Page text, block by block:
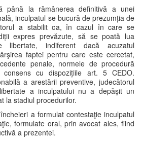
până la rămânerea definitivă a unei
inculpatul se bucură de prezumția de
a stabilit ca, în cazul în care se
expres prevăzute, să se poată lua
libertate, indiferent dacă acuzatul
faptei pentru care este cercetat,
penale, normele de procedură
cu dispozițiile art. 5 CEDO.
a arestării preventive, judecătorul
a inculpatului nu a depăşit un
la stadiul procedurilor.
a formulat contestaţie inculpatul
formulate oral, prin avocat ales, fiind
a prezentei.